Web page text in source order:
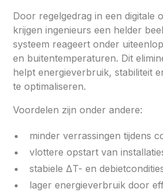
Door regelgedrag in een digitale
krijgen ingenieurs een helder
systeem reageert onder
en buitentemperaturen. Dit
helpt energieverbruik, stabiliteit
te optimaliseren.
Voordelen zijn onder andere:
minder verrassingen tijdens
vlottere opstart van
stabiele ΔT- en
lager energieverbruik door